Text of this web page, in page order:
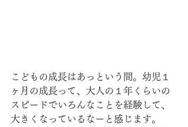
こどもの成長はあっという間。幼児１
ヶ月の成長って、大人の１年くらいの
スピードでいろんなことを経験して、
大きくなっているなーと感じます。